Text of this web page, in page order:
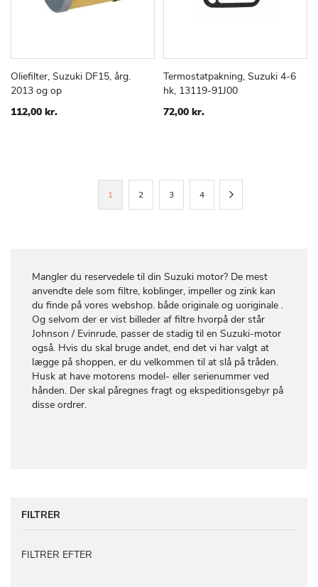
Mangler du reservedele til din Suzuki motor? De mest
anvendte dele som filtre, koblinger, impeller og zink kan
du finde på vores webshop. både originale og uoriginale .
Og selvom der er vist billeder af filtre hvorpå der står
Johnson / Evinrude, passer de stadig til en Suzuki-motor
også. Hvis du skal bruge andet, end det vi har valgt at
lægge på shoppen, er du velkommen til at slå på tråden.
Husk at have motorens model- eller serienummer ved
hånden. Der skal påregnes fragt og ekspeditionsgebyr på
disse ordrer.
Læg i kurv
TILFØJSAMMENLIGN
Oliefilter, Suzuki DF15, årg.
2013 og op
112,00 kr.
Læg i kurv
TILFØJ
Termostatpakning, Suzuki 4-6
hk, 13119-91J00
72,00 kr.
Du
side
1 Side
2 Side
3 Side
4
FILTRER
FILTRER EFTER